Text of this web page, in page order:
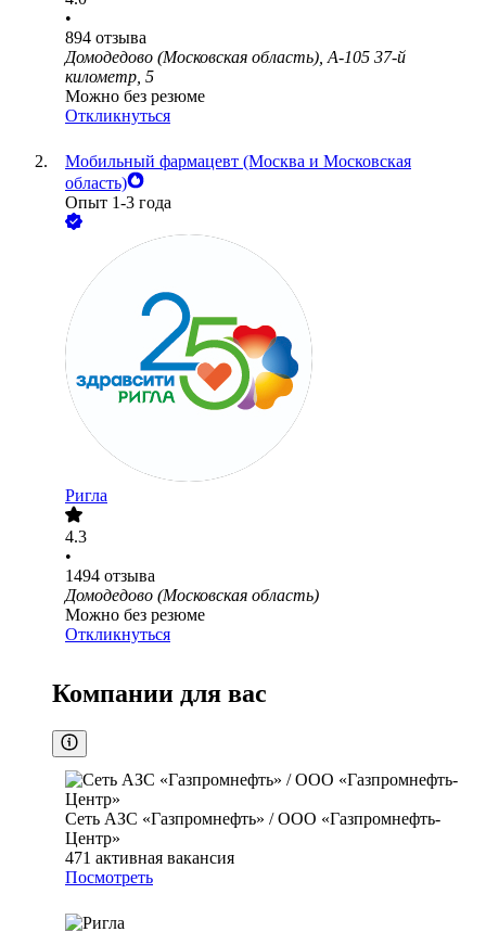
•
894 отзыва
Домодедово (Московская область), А-105 37-й
километр, 5
Можно без резюме
Откликнуться
Мобильный фармацевт (Москва и Московская
область)
Опыт 1-3 года
Ригла
4.3
•
1494 отзыва
Домодедово (Московская область)
Можно без резюме
Откликнуться
Компании для вас
Сеть АЗС «Газпромнефть» / ООО «Газпромнефть-
Центр»
471 активная вакансия
Посмотреть